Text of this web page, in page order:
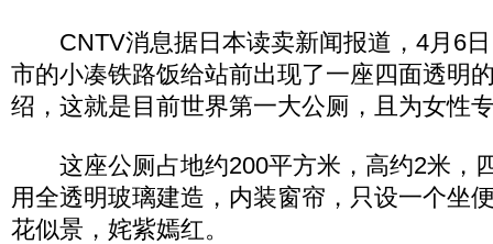
CNTV消息据日本读卖新闻报道，4月6日
市的小凑铁路饭给站前出现了一座四面透明
绍，这就是目前世界第一大公厕，且为女性
这座公厕占地约200平方米，高约2米，
用全透明玻璃建造，内装窗帘，只设一个坐
花似景，姹紫嫣红。